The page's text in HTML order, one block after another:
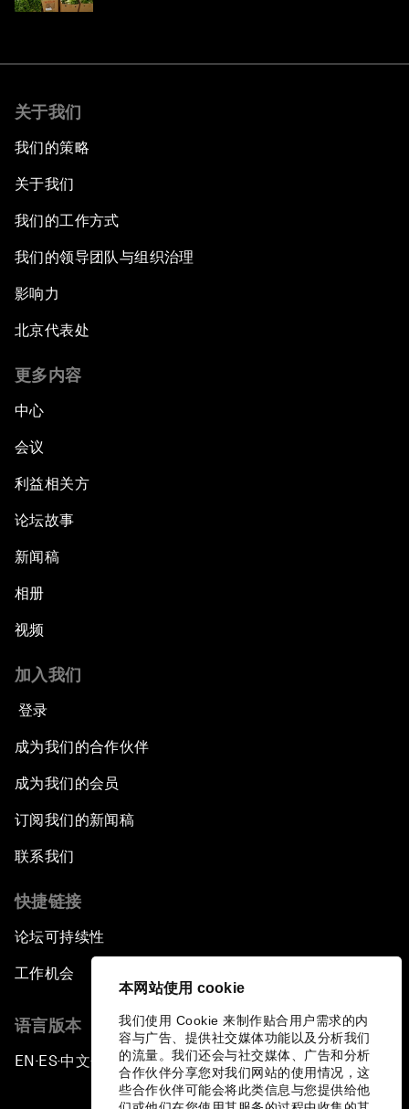
本网站使用 cookie
我们使用 Cookie 来制作贴合用户需求的内
容与广告、提供社交媒体功能以及分析我们
的流量。我们还会与社交媒体、广告和分析
合作伙伴分享您对我们网站的使用情况，这
些合作伙伴可能会将此类信息与您提供给他
关于我们
我们的策略
关于我们
我们的工作方式
我们的领导团队与组织治理
影响力
北京代表处
更多内容
中心
会议
利益相关方
论坛故事
新闻稿
相册
视频
加入我们
登录
成为我们的合作伙伴
成为我们的会员
订阅我们的新闻稿
联系我们
快捷链接
论坛可持续性
工作机会
语言版本
EN ▪ ES▪中文▪ 日本語